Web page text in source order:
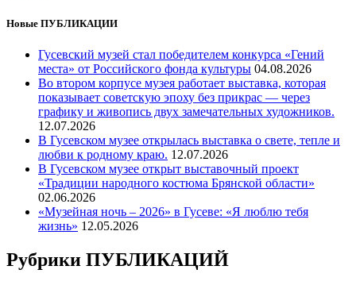
Новые ПУБЛИКАЦИИ
Гусевский музей стал победителем конкурса «Гений
места» от Российского фонда культуры 04.08.2026
Во втором корпусе музея работает выставка, которая
показывает советскую эпоху без прикрас — через
графику и живопись двух замечательных художников.
12.07.2026
В Гусевском музее открылась выставка о свете, тепле и
любви к родному краю. 12.07.2026
В Гусевском музее открыт выставочный проект
«Традиции народного костюма Брянской области»
02.06.2026
«Музейная ночь – 2026» в Гусеве: «Я люблю тебя
жизнь» 12.05.2026
Рубрики ПУБЛИКАЦИЙ